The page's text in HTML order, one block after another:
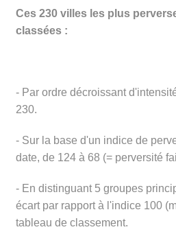
Ces 230 villes les plus
classées :
- Par ordre décroissant
230.
- Sur la base d'un indice de
date, de 124 à 68 (= perversité
- En distinguant 5 groupes
écart par rapport à l'indice 100
tableau de classement.